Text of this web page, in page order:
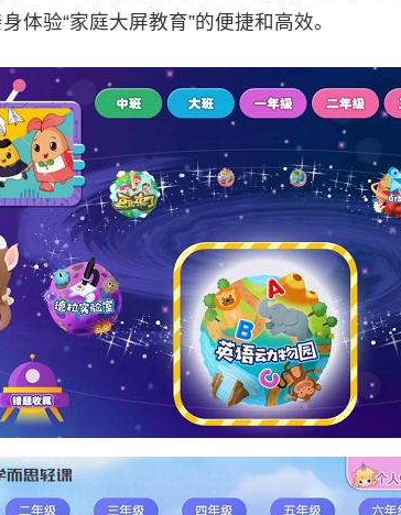
体验“家庭大屏教育”的便捷和高效。